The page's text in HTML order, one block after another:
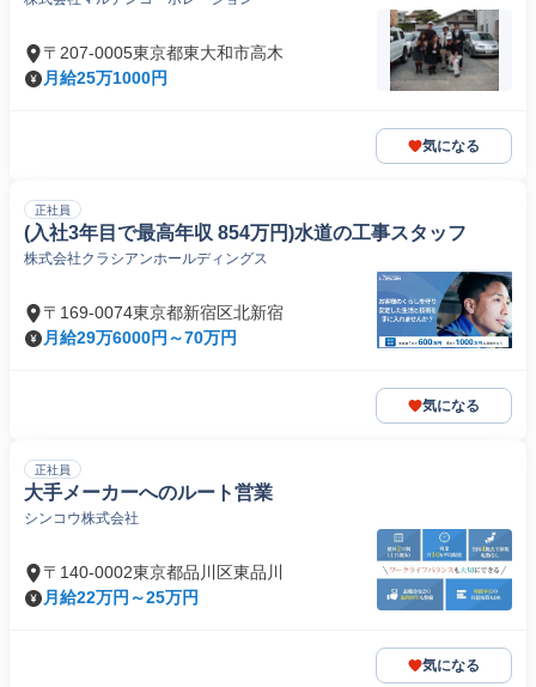
〒207-0005東京都東大和市高木
月給25万1000円
気になる
正社員
(入社3年目で最高年収 854万円)水道の工事スタッフ
株式会社クラシアンホールディングス
〒169-0074東京都新宿区北新宿
月給29万6000円～70万円
気になる
正社員
大手メーカーへのルート営業
シンコウ株式会社
〒140-0002東京都品川区東品川
月給22万円～25万円
気になる